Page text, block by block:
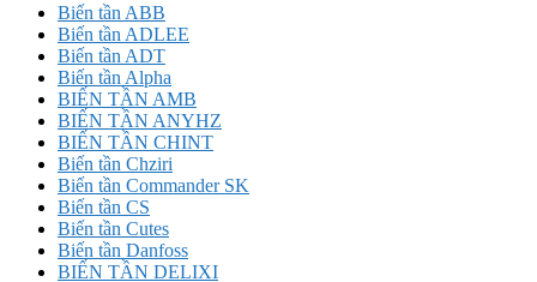
Biến tần ABB
Biến tần ADLEE
Biến tần ADT
Biến tần Alpha
BIẾN TẦN AMB
BIẾN TẦN ANYHZ
BIẾN TẦN CHINT
Biến tần Chziri
Biến tần Commander SK
Biến tần CS
Biến tần Cutes
Biến tần Danfoss
BIẾN TẦN DELIXI